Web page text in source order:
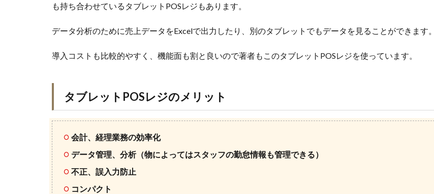
も持ち合わせているタブレットPOSレジもあります。
データ分析のために売上データをExcelで出力したり、別のタブレットでもデータを見ることができます。
導入コストも比較的やすく、機能面も割と良いので著者もこのタブレットPOSレジを使っています。
タブレットPOSレジのメリット
会計、経理業務の効率化
データ管理、分析（物によってはスタッフの勤怠情報も管理できる）
不正、誤入力防止
コンパクト